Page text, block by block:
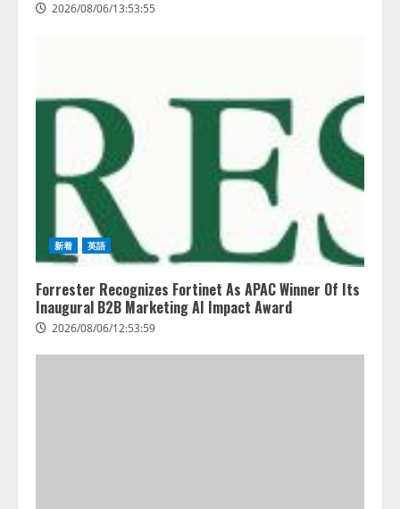
2026/08/06/13:53:55
新着 英語
Forrester Recognizes Fortinet As APAC Winner Of Its
Inaugural B2B Marketing AI Impact Award
2026/08/06/12:53:59